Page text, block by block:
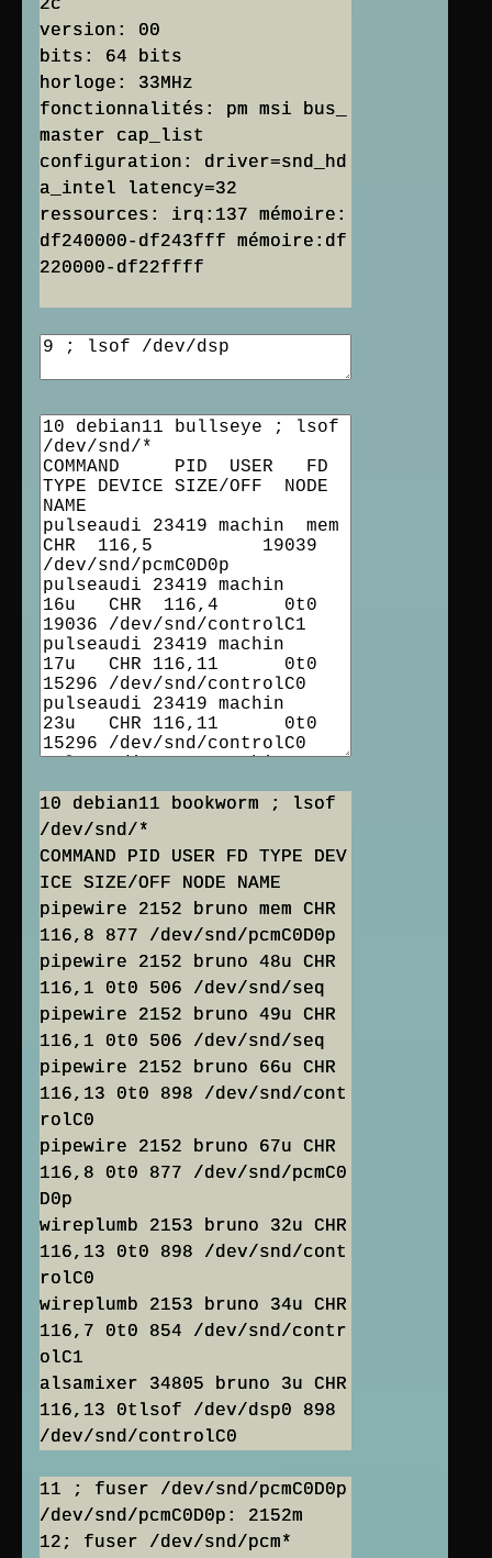
2c
version: 00
bits: 64 bits
horloge: 33MHz
fonctionnalités: pm msi bus_
master cap_list
configuration: driver=snd_hd
a_intel latency=32
ressources: irq:137 mémoire:
df240000-df243fff mémoire:df
220000-df22ffff
10 debian11 bookworm ; lsof
/dev/snd/*
COMMAND PID USER FD TYPE DEV
ICE SIZE/OFF NODE NAME
pipewire 2152 bruno mem CHR
116,8 877 /dev/snd/pcmC0D0p
pipewire 2152 bruno 48u CHR
116,1 0t0 506 /dev/snd/seq
pipewire 2152 bruno 49u CHR
116,1 0t0 506 /dev/snd/seq
pipewire 2152 bruno 66u CHR
116,13 0t0 898 /dev/snd/cont
rolC0
pipewire 2152 bruno 67u CHR
116,8 0t0 877 /dev/snd/pcmC0
D0p
wireplumb 2153 bruno 32u CHR
116,13 0t0 898 /dev/snd/cont
rolC0
wireplumb 2153 bruno 34u CHR
116,7 0t0 854 /dev/snd/contr
olC1
alsamixer 34805 bruno 3u CHR
116,13 0tlsof /dev/dsp0 898
11 ; fuser /dev/snd/pcmC0D0p
/dev/snd/pcmC0D0p: 2152m
12; fuser /dev/snd/pcm*